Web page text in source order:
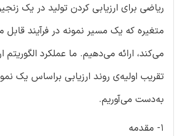
ریاضی برای ارزیابی کردن تولید در یک
متغیره که یک مسیر نمونه‌ در فرآیند قابل
می‌کند، ارائه می‌دهیم. ما عملکرد الگوریتم
تقریب اولیه‌ی روند ارزیابی براساس یک
به‌دست می‌آوریم.
1- مقدمه